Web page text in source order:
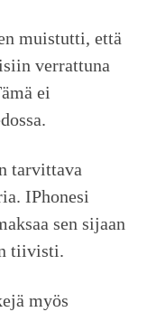
muistutti, että
verrattuna
ei
tarvittava
IPhonesi
sen sijaan
tiivisti.
myös